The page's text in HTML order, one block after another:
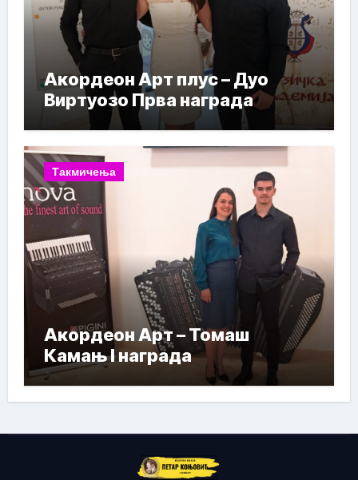
Акордеон Арт плус – Дуо
Виртуозо Прва награда
Такмичења
Акордеон Арт – Томаш
Камањ I награда